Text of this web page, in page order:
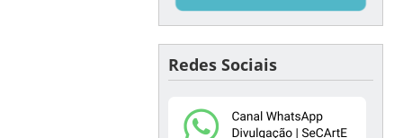
Redes Sociais